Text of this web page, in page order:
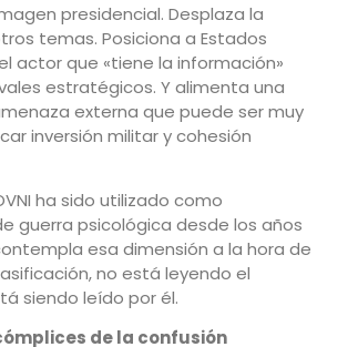
presidencial. Desplaza la
temas. Posiciona a Estados
actor que «tiene la información»
estratégicos. Y alimenta una
externa que puede ser muy
inversión militar y cohesión
ha sido utilizado como
guerra psicológica desde los años
esa dimensión a la hora de
no está leyendo el
siendo leído por él.
de la confusión